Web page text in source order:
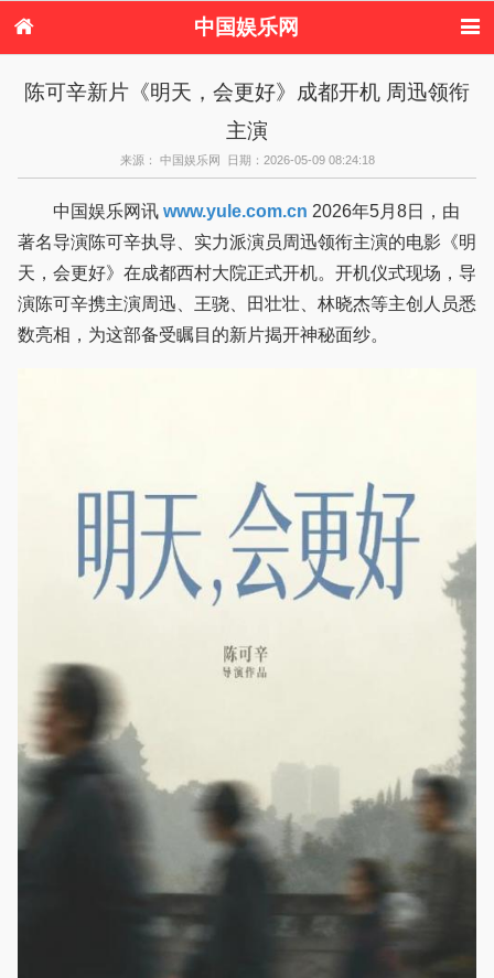
中国娱乐网
电视剧
演唱会 综艺节目
偶像活动
陈可辛新片《明天，会更好》成都开机 周迅领衔
主演
来源： 中国娱乐网 日期：2026-05-09 08:24:18
中国娱乐网讯 www.yule.com.cn
著名导演陈可辛执导、实力派演员周迅领衔主演的电影《明
天，会更好》在成都西村大院正式开机。开机仪式现场，导
演陈可辛携主演周迅、王骁、田壮壮、林晓杰等主创人员悉
数亮相，为这部备受瞩目的新片揭开神秘面纱。